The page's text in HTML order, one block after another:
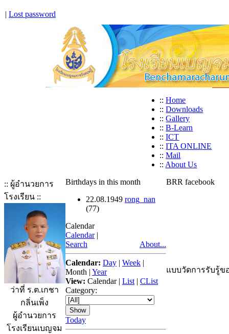
| Lost password
:: Home
:: Downloads
:: Gallery
:: B-Learn
:: ICT
:: ITA ONLINE
:: Mail
:: About Us
:: ผู้อำนวยการ
โรงเรียน ::
ว่าที่ ร.ต.เกชา
กลิ่นเพ็ง
ผู้อำนวยการ
โรงเรียนเบญจม
Birthdays in this month
22.08.1949 rong_nan
(77)
Calendar
Calendar |
Search
About...
Calendar: Day | Week |
Month | Year
View: Calendar| List | CList
Category:
Today
BRR facebook
แบบวัดการรับรู้ข